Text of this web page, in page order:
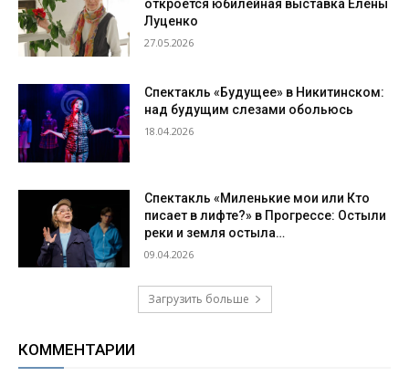
откроется юбилейная выставка Елены
Луценко
27.05.2026
Спектакль «Будущее» в Никитинском:
над будущим слезами обольюсь
18.04.2026
Спектакль «Миленькие мои или Кто
писает в лифте?» в Прогрессе: Остыли
реки и земля остыла…
09.04.2026
Загрузить больше
КОММЕНТАРИИ